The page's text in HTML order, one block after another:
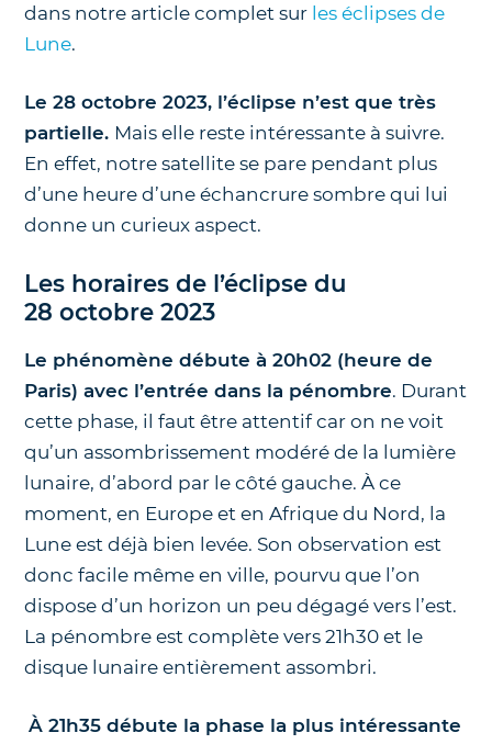
dans notre article complet sur les éclipses de
Lune.
Le 28 octobre 2023, l’éclipse n’est que très
partielle. Mais elle reste intéressante à suivre.
En effet, notre satellite se pare pendant plus
d’une heure d’une échancrure sombre qui lui
donne un curieux aspect.
Les horaires de l’éclipse du
28 octobre 2023
Le phénomène débute à 20h02 (heure de
Paris) avec l’entrée dans la pénombre. Durant
cette phase, il faut être attentif car on ne voit
qu’un assombrissement modéré de la lumière
lunaire, d’abord par le côté gauche. À ce
moment, en Europe et en Afrique du Nord, la
Lune est déjà bien levée. Son observation est
donc facile même en ville, pourvu que l’on
dispose d’un horizon un peu dégagé vers l’est.
La pénombre est complète vers 21h30 et le
disque lunaire entièrement assombri.
À 21h35 débute la phase la plus intéressante